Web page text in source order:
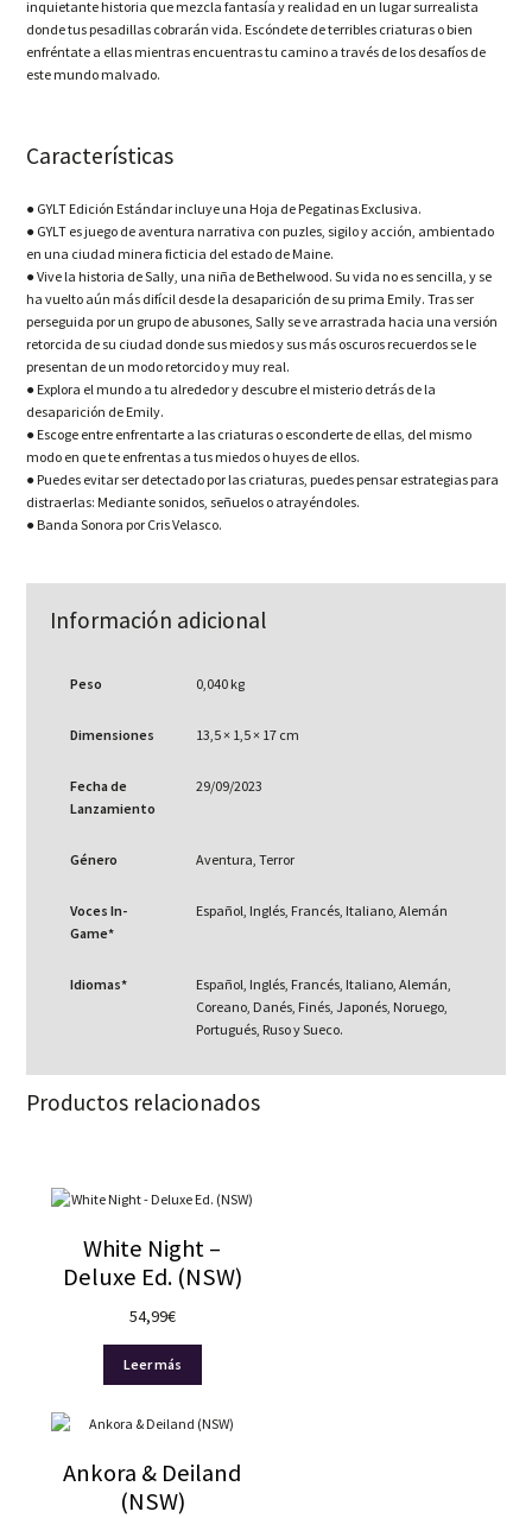
inquietante historia que mezcla fantasía y realidad en un lugar surrealista
donde tus pesadillas cobrarán vida. Escóndete de terribles criaturas o bien
enfréntate a ellas mientras encuentras tu camino a través de los desafíos de
este mundo malvado.
Características
● GYLT Edición Estándar incluye una Hoja de Pegatinas Exclusiva.
● GYLT es juego de aventura narrativa con puzles, sigilo y acción, ambientado
en una ciudad minera ficticia del estado de Maine.
● Vive la historia de Sally, una niña de Bethelwood. Su vida no es sencilla, y se
ha vuelto aún más difícil desde la desaparición de su prima Emily. Tras ser
perseguida por un grupo de abusones, Sally se ve arrastrada hacia una versión
retorcida de su ciudad donde sus miedos y sus más oscuros recuerdos se le
presentan de un modo retorcido y muy real.
● Explora el mundo a tu alrededor y descubre el misterio detrás de la
desaparición de Emily.
● Escoge entre enfrentarte a las criaturas o esconderte de ellas, del mismo
modo en que te enfrentas a tus miedos o huyes de ellos.
● Puedes evitar ser detectado por las criaturas, puedes pensar estrategias para
distraerlas: Mediante sonidos, señuelos o atrayéndoles.
● Banda Sonora por Cris Velasco.
Información adicional
Peso 0,040 kg
Dimensiones 13,5 × 1,5 × 17 cm
Fecha de
Lanzamiento
29/09/2023
Género Aventura, Terror
Voces In-
Game*
Español, Inglés, Francés, Italiano, Alemán
Idiomas*
Español, Inglés, Francés, Italiano, Alemán,
Coreano, Danés, Finés, Japonés, Noruego,
Portugués, Ruso y Sueco.
Productos relacionados
White Night –
Deluxe Ed. (NSW)
54,99€
Leer más
Ankora & Deiland
(NSW)